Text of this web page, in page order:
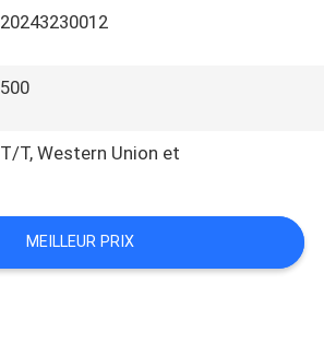
20243230012
500
T/T, Western Union et
MEILLEUR PRIX